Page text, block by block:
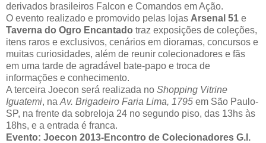
derivados brasileiros Falcon e Comandos em Ação.
O evento realizado e promovido pelas lojas Arsenal 51 e
Taverna do Ogro Encantado traz exposições de coleções,
itens raros e exclusivos, cenários em dioramas, concursos e
muitas curiosidades, além de reunir colecionadores e fãs
em uma tarde de agradável bate-papo e troca de
informações e conhecimento.
A terceira Joecon será realizada no Shopping Vitrine
Iguatemi, na Av. Brigadeiro Faria Lima, 1795 em São Paulo-
SP, na frente da sobreloja 24 no segundo piso, das 13hs às
18hs, e a entrada é franca.
Evento: Joecon 2013-Encontro de Colecionadores G.I.